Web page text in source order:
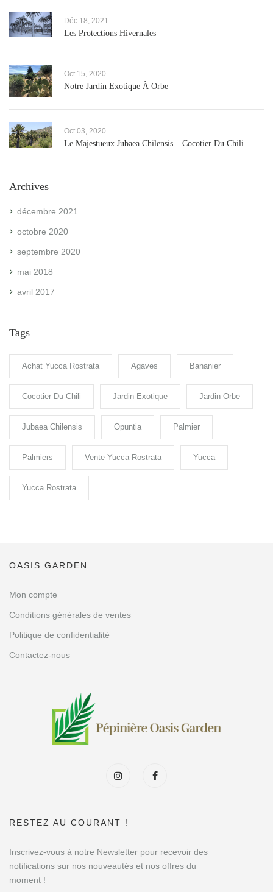
Déc 18, 2021
Les Protections Hivernales
Oct 15, 2020
Notre Jardin Exotique À Orbe
Oct 03, 2020
Le Majestueux Jubaea Chilensis – Cocotier Du Chili
Archives
décembre 2021
octobre 2020
septembre 2020
mai 2018
avril 2017
Tags
Achat Yucca Rostrata Agaves Bananier
Cocotier Du Chili Jardin Exotique Jardin Orbe
Jubaea Chilensis Opuntia Palmier
Palmiers Vente Yucca Rostrata Yucca
Yucca Rostrata
OASIS GARDEN
Mon compte
Conditions générales de ventes
Politique de confidentialité
Contactez-nous
RESTEZ AU COURANT !
Inscrivez-vous à notre Newsletter pour recevoir des
notifications sur nos nouveautés et nos offres du
moment !